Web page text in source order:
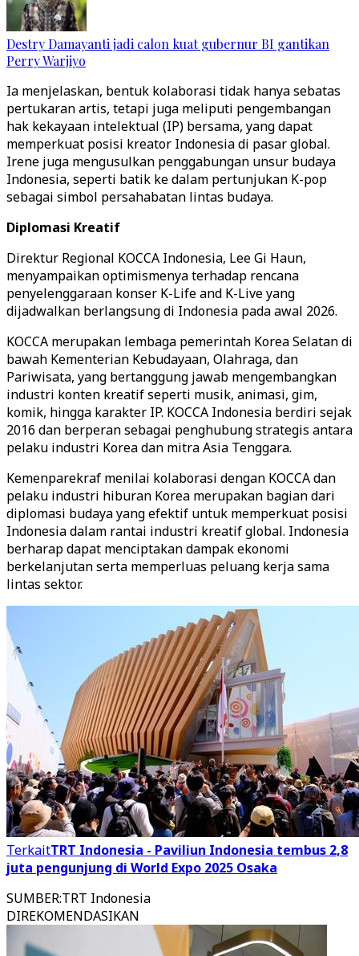
Destry Damayanti jadi calon kuat gubernur BI gantikan
Perry Warjiyo
Ia menjelaskan, bentuk kolaborasi tidak hanya sebatas
pertukaran artis, tetapi juga meliputi pengembangan
hak kekayaan intelektual (IP) bersama, yang dapat
memperkuat posisi kreator Indonesia di pasar global.
Irene juga mengusulkan penggabungan unsur budaya
Indonesia, seperti batik ke dalam pertunjukan K-pop
sebagai simbol persahabatan lintas budaya.
Diplomasi Kreatif
Direktur Regional KOCCA Indonesia, Lee Gi Haun,
menyampaikan optimismenya terhadap rencana
penyelenggaraan konser K-Life and K-Live yang
dijadwalkan berlangsung di Indonesia pada awal 2026.
KOCCA merupakan lembaga pemerintah Korea Selatan di
bawah Kementerian Kebudayaan, Olahraga, dan
Pariwisata, yang bertanggung jawab mengembangkan
industri konten kreatif seperti musik, animasi, gim,
komik, hingga karakter IP. KOCCA Indonesia berdiri sejak
2016 dan berperan sebagai penghubung strategis antara
pelaku industri Korea dan mitra Asia Tenggara.
Kemenparekraf menilai kolaborasi dengan KOCCA dan
pelaku industri hiburan Korea merupakan bagian dari
diplomasi budaya yang efektif untuk memperkuat posisi
Indonesia dalam rantai industri kreatif global. Indonesia
berharap dapat menciptakan dampak ekonomi
berkelanjutan serta memperluas peluang kerja sama
lintas sektor.
TerkaitTRT Indonesia - Paviliun Indonesia tembus 2,8
juta pengunjung di World Expo 2025 Osaka
SUMBER:TRT Indonesia
DIREKOMENDASIKAN